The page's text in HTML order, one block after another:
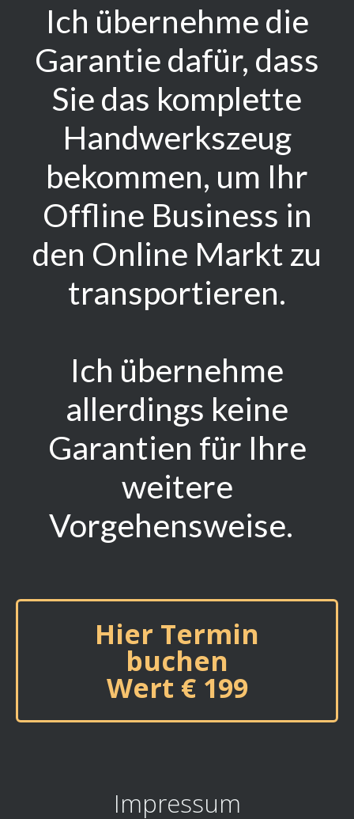
Ich übernehme die
Garantie dafür, dass
Sie das komplette
Handwerkszeug
bekommen, um Ihr
Offline Business in
den Online Markt zu
transportieren.
Ich übernehme
allerdings keine
Garantien für Ihre
weitere
Vorgehensweise.
Hier Termin
buchen
Wert € 199
Impressum